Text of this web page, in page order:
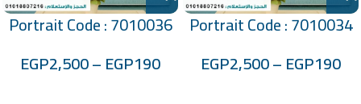
Portrait Code : 7010034
EGP190
–
EGP2,500
Portrait Code : 7010036
EGP190
–
EGP2,500